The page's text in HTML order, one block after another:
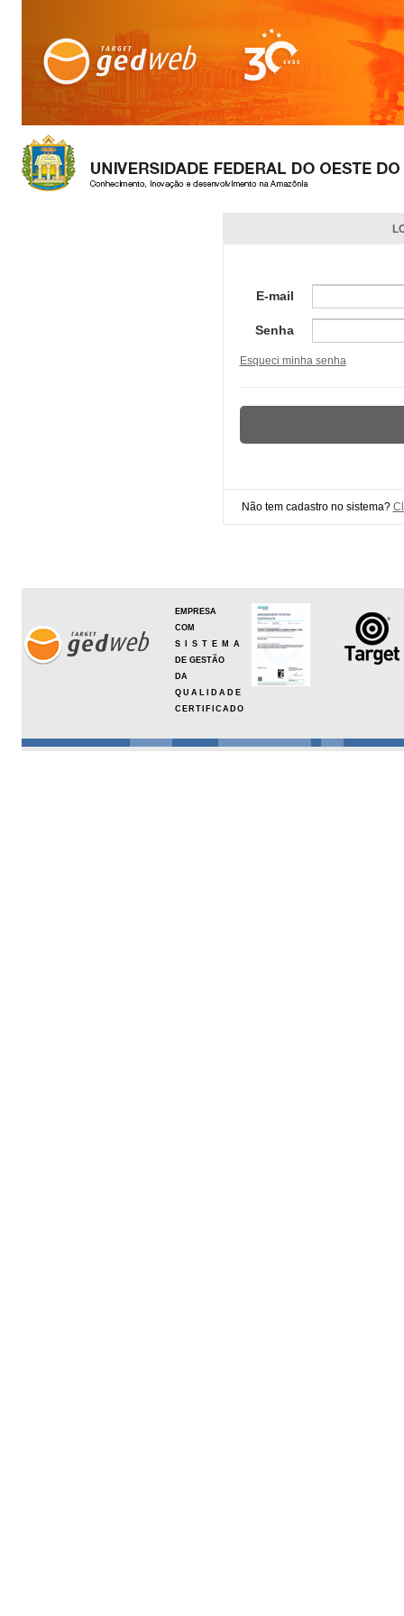
E-mail
Senha
Esqueci minha senha
Não tem cadastro no sistema?
EMPRESA
COM
SISTEMA
DE GESTÃO
DA
QUALIDADE
CERTIFICADO